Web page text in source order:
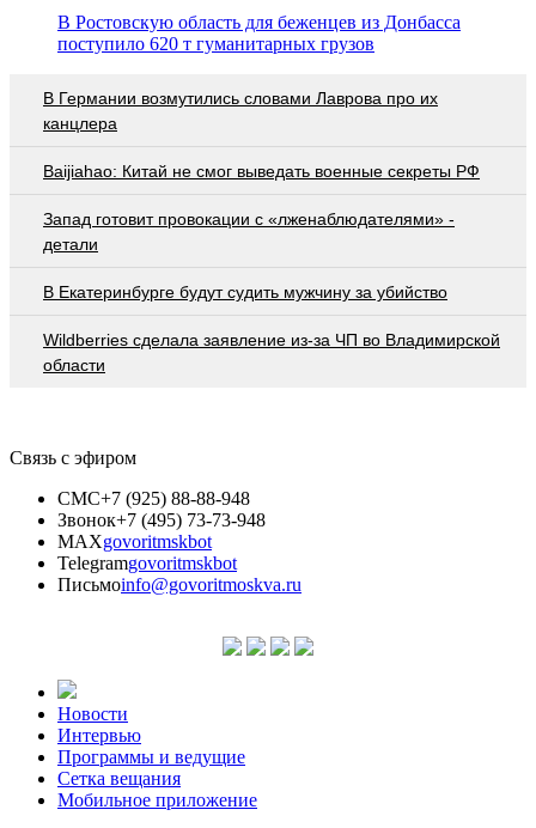
В Ростовскую область для беженцев из Донбасса
поступило 620 т гуманитарных грузов
В Германии возмутились словами Лаврова про их
канцлера
Baijiahao: Китай не смог выведать военные секреты РФ
Запад готовит провокации с «лженаблюдателями» -
детали
В Екатеринбурге будут судить мужчину за убийство
Wildberries cделала заявление из-за ЧП во Владимирской
области
Связь с эфиром
СМС+7 (925) 88-88-948
Звонок+7 (495) 73-73-948
MAXgovoritmskbot
Telegramgovoritmskbot
Письмоinfo@govoritmoskva.ru
Новости
Интервью
Программы и ведущие
Сетка вещания
Мобильное приложение